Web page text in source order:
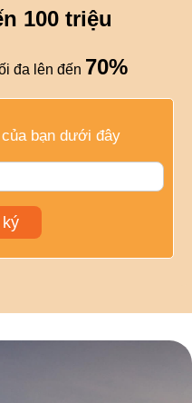
100 triệu
đa lên đến 70%
bạn dưới đây